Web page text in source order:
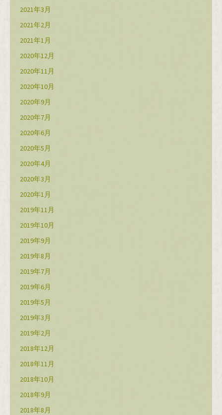
2021年3月
2021年2月
2021年1月
2020年12月
2020年11月
2020年10月
2020年9月
2020年7月
2020年6月
2020年5月
2020年4月
2020年3月
2020年1月
2019年11月
2019年10月
2019年9月
2019年8月
2019年7月
2019年6月
2019年5月
2019年3月
2019年2月
2018年12月
2018年11月
2018年10月
2018年9月
2018年8月